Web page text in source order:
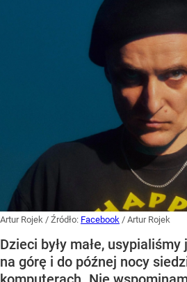
Artur Rojek / Źródło: Facebook / Artur Rojek
Dzieci były małe,
na górę i do późnej nocy